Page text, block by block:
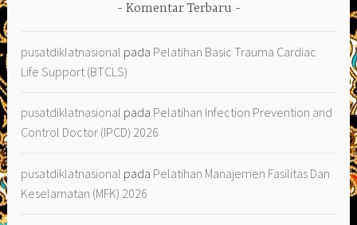
Komentar Terbaru
pusatdiklatnasional pada Pelatihan Basic Trauma Cardiac
Life Support (BTCLS)
pusatdiklatnasional pada Pelatihan Infection Prevention and
Control Doctor (IPCD) 2026
pusatdiklatnasional pada Pelatihan Manajemen Fasilitas Dan
Keselamatan (MFK) 2026